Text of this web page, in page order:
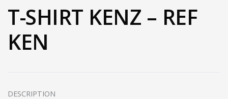
T-SHIRT KENZ – REF
KEN
DESCRIPTION